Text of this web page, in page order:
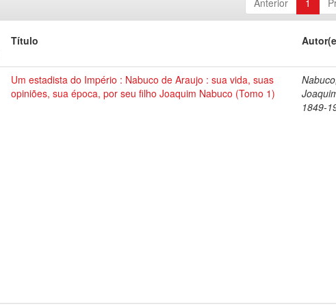
Anterior 1
Título
Um estadista do Império : Nabuco de Araujo : sua vida, suas
opiniões, sua época, por seu filho Joaquim Nabuco (Tomo 1)
Nabuco,
1849-